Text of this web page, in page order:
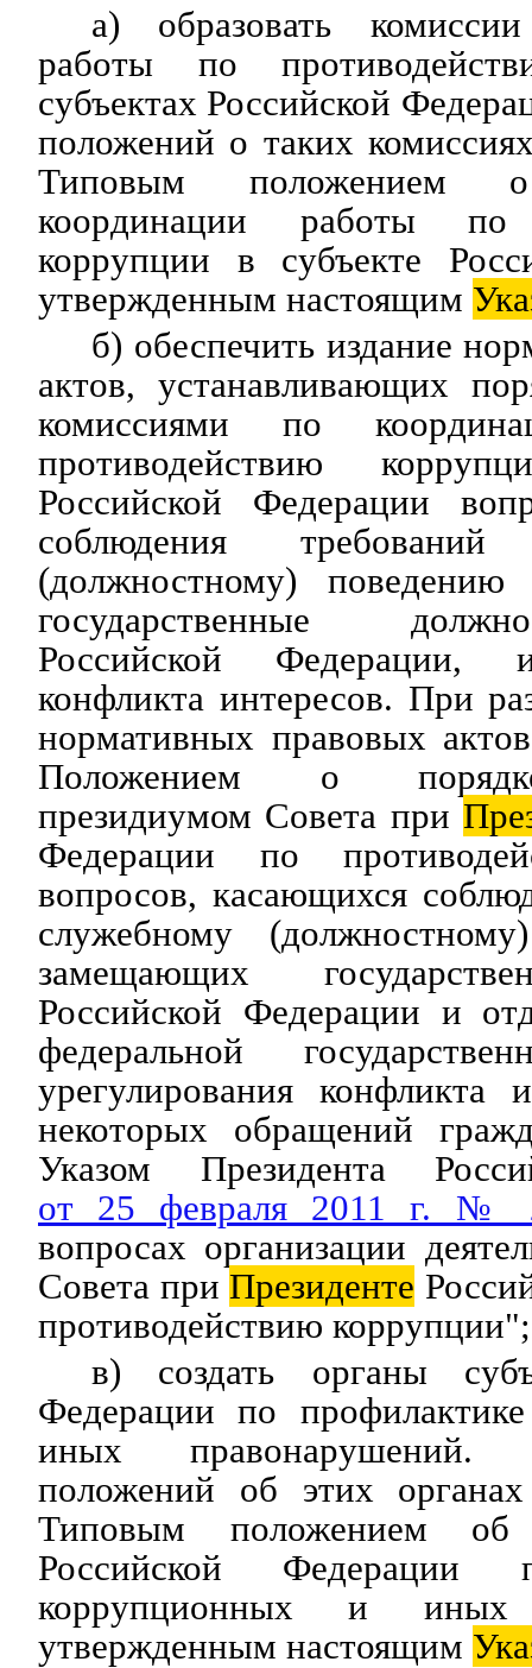
а) образовать
работы по
субъектах Российской
положений о таких
Типовым положением
координации работы по
коррупции в субъекте
утвержденным настоящим
б) обеспечить издание
актов, устанавливающих
комиссиями по
противодействию
Российской Федерации
соблюдения
(должностному)
государственные
Российской Федерации,
конфликта интересов. При
нормативных правовых актов
Положением о
президиумом Совета при
Федерации по
вопросов, касающихся
служебному
замещающих
Российской Федерации и
федеральной
урегулирования конфликта
некоторых обращений
Указом Президента
от 25 февраля 2011 г. №
вопросах организации
Совета при Президенте
противодействию коррупции";
в) создать органы
Федерации по
иных правонарушений.
положений об этих органах
Типовым положением об
Российской Федерации
коррупционных и иных
утвержденным настоящим